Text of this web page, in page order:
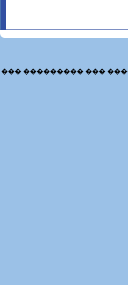
��� ��������� ���